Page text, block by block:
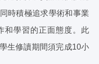
時積極追求學術和事業
和學習的正面態度。此
生修讀期間須完成10小